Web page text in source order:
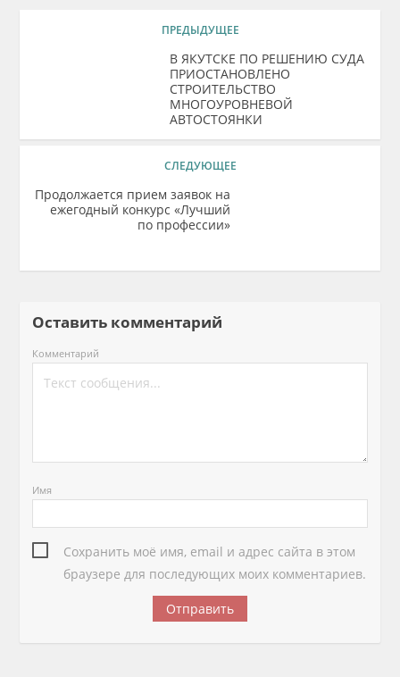
ПРЕДЫДУЩЕЕ
В ЯКУТСКЕ ПО РЕШЕНИЮ СУДА
ПРИОСТАНОВЛЕНО
СТРОИТЕЛЬСТВО
МНОГОУРОВНЕВОЙ
АВТОСТОЯНКИ
СЛЕДУЮЩЕЕ
Продолжается прием заявок на
ежегодный конкурс «Лучший
по профессии»
Оставить комментарий
Комментарий
Имя
Сохранить моё имя, email и адрес сайта в этом
браузере для последующих моих комментариев.